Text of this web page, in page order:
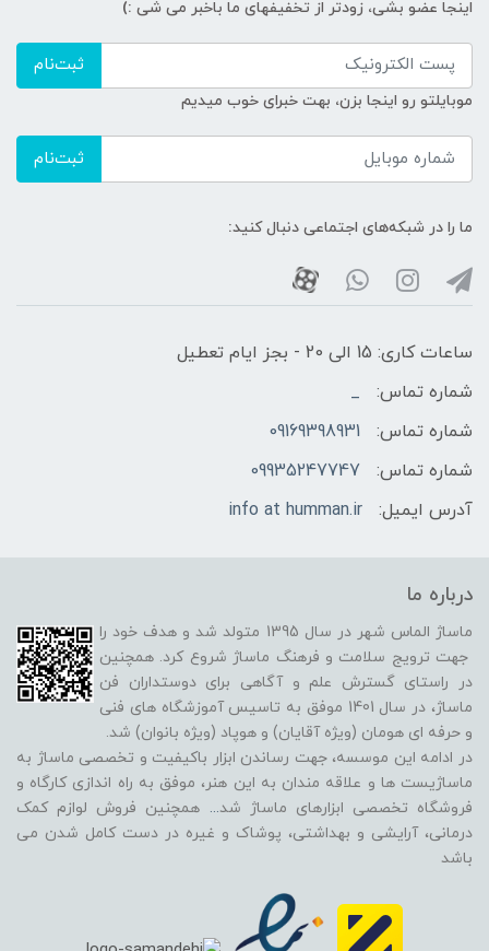
اینجا عضو بشی، زودتر از تخفیفهای ما باخبر می شی :)
ثبت‌نام
موبایلتو رو اینجا بزن، بهت خبرای خوب میدیم
ثبت‌نام
ما را در شبکه‌های اجتماعی دنبال کنید:
ساعات کاری: 15 الی 20 - بجز ایام تعطیل
شماره تماس:
_
شماره تماس:
09169398931
شماره تماس:
09935247747
آدرس ایمیل:
info at humman.ir
درباره ما
ماساژ الماس شهر در سال 1395 متولد شد و هدف خود را
جهت ترویج سلامت و فرهنگ ماساژ شروع کرد. همچنین
در راستای گسترش علم و آگاهی برای دوستداران فن
ماساژ، در سال 1401 موفق به تاسیس آموزشگاه های فنی
و حرفه ای هومان (ویژه آقایان) و هوپاد (ویژه بانوان) شد.
در ادامه این موسسه، جهت رساندن ابزار باکیفیت و تخصصی ماساژ به
ماساژیست ها و علاقه مندان به این هنر، موفق به راه اندازی کارگاه و
فروشگاه تخصصی ابزارهای ماساژ شد... همچنین فروش لوازم کمک
درمانی، آرایشی و بهداشتی، پوشاک و غیره در دست کامل شدن می
باشد